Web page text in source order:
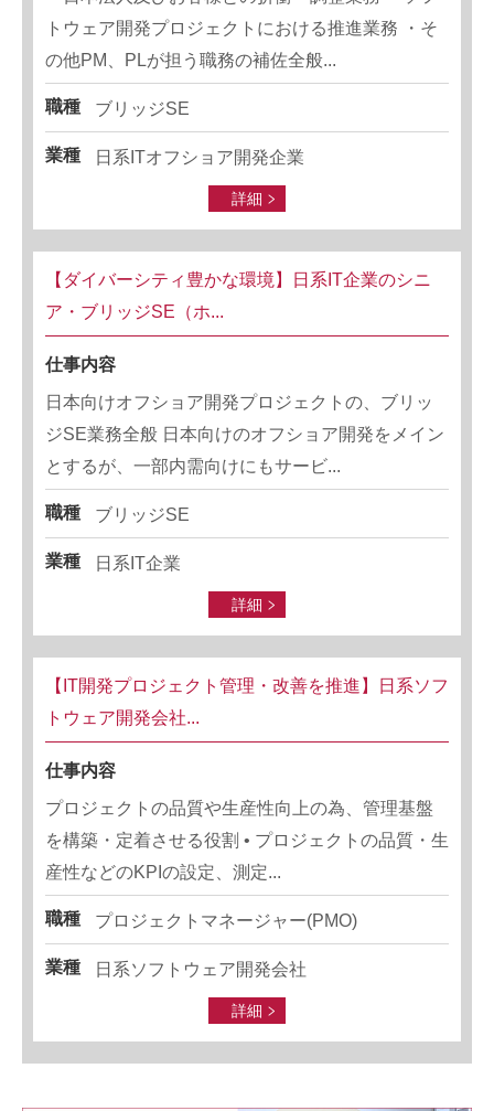
トウェア開発プロジェクトにおける推進業務 ・そ
の他PM、PLが担う職務の補佐全般...
職種 ブリッジSE
業種 日系ITオフショア開発企業
詳細
【ダイバーシティ豊かな環境】日系IT企業のシニ
ア・ブリッジSE（ホ...
仕事内容
日本向けオフショア開発プロジェクトの、ブリッ
ジSE業務全般 日本向けのオフショア開発をメイン
とするが、一部内需向けにもサービ...
職種 ブリッジSE
業種 日系IT企業
詳細
【IT開発プロジェクト管理・改善を推進】日系ソフ
トウェア開発会社...
仕事内容
プロジェクトの品質や生産性向上の為、管理基盤
を構築・定着させる役割 • プロジェクトの品質・生
産性などのKPIの設定、測定...
職種 プロジェクトマネージャー(PMO)
業種 日系ソフトウェア開発会社
詳細